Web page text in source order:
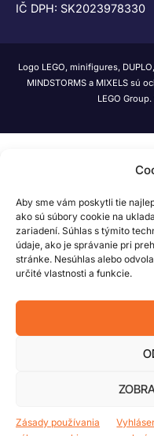
Aby sme vám poskytli tie
ako sú súbory cookie na
zariadení. Súhlas s týmito
údaje, ako je správanie pri
stránke. Nesúhlas alebo
určité vlastnosti a funkcie.
Zásady používania
IČ DPH: SK2023978330
Logo LEGO, minifigures,
MINDSTORMS a MIXELS sú
LEGO